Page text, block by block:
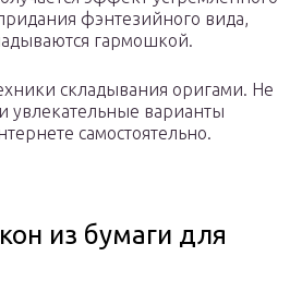
фэнтезийного вида,
гармошкой.
складывания оригами. Не
увлекательные варианты
самостоятельно.
из бумаги для